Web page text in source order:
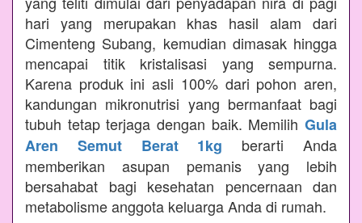
hari yang merupakan khas hasil alam dari
Cimenteng Subang, kemudian dimasak hingga
mencapai titik kristalisasi yang sempurna.
Karena produk ini asli 100% dari pohon aren,
kandungan mikronutrisi yang bermanfaat bagi
tubuh tetap terjaga dengan baik. Memilih Gula
Aren Semut Berat 1kg berarti Anda
memberikan asupan pemanis yang lebih
bersahabat bagi kesehatan pencernaan dan
metabolisme anggota keluarga Anda di rumah.